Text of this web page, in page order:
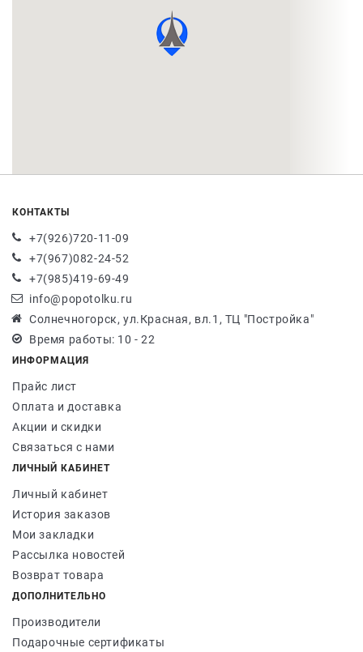
КОНТАКТЫ
+7(926)720-11-09
+7(967)082-24-52
+7(985)419-69-49
info@popotolku.ru
Солнечногорск, ул.Красная, вл.1, ТЦ "Постройка"
Время работы: 10 - 22
ИНФОРМАЦИЯ
Прайс лист
Оплата и доставка
Акции и скидки
Связаться с нами
ЛИЧНЫЙ КАБИНЕТ
Личный кабинет
История заказов
Мои закладки
Рассылка новостей
Возврат товара
ДОПОЛНИТЕЛЬНО
Производители
Подарочные сертификаты